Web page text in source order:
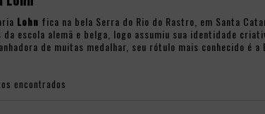
Lohn fica na bela Serra do Rio do Rastro, em Santa
da escola alemã e belga, logo assumiu sua identidade
de muitas medalhar, seu rótulo mais conhecido é a
encontrados